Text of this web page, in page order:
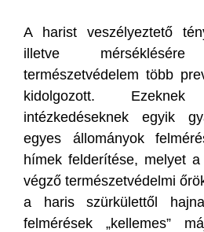
A harist veszélyeztető
illetve
természetvédelem több
kidolgozott.
intézkedéseknek egyik
egyes állományok
hímek felderítése, melyet
végző természetvédelmi
a haris szürkülettől
felmérések „kellemes”